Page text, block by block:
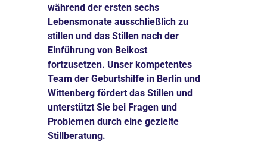
während der ersten sechs
Lebensmonate ausschließlich zu
stillen und das Stillen nach der
Einführung von Beikost
fortzusetzen. Unser kompetentes
Team der Geburtshilfe in Berlin und
Wittenberg fördert das Stillen und
unterstützt Sie bei Fragen und
Problemen durch eine gezielte
Stillberatung.